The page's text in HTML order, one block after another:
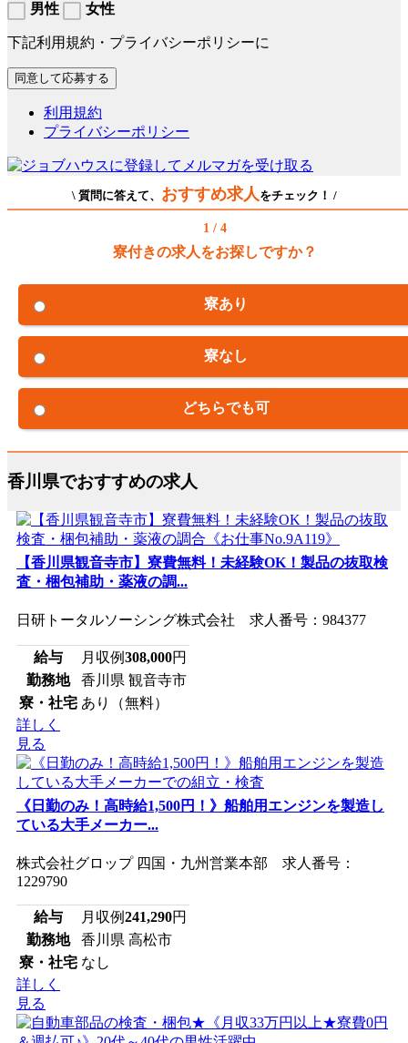
男性
女性
下記利用規約・プライバシーポリシーに
利用規約
プライバシーポリシー
\ 質問に答えて、 おすすめ求人をチェック！ /
1 / 4
寮付きの求人をお探しですか？
寮あり
寮なし
どちらでも可
香川県でおすすめの求人
【香川県観音寺市】寮費無料！未経験OK！製品の抜取検
査・梱包補助・薬液の調...
日研トータルソーシング株式会社 求人番号：984377
給与 月収例308,000円
勤務地
香川県 観音寺市
寮・社宅 あり（無料）
詳しく
見る
《日勤のみ！高時給1,500円！》船舶用エンジンを製造し
ている大手メーカー...
株式会社グロップ 四国・九州営業本部 求人番号：
1229790
給与 月収例241,290円
勤務地
香川県 高松市
寮・社宅 なし
詳しく
見る